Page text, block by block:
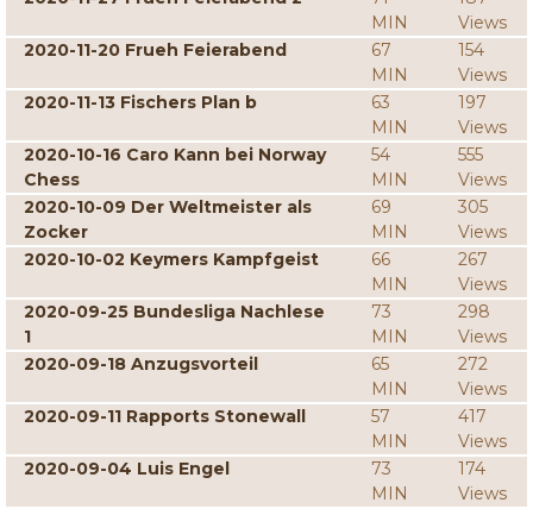
MIN
Views
2020-11-20 Frueh Feierabend
67
MIN
154
Views
2020-11-13 Fischers Plan b
63
MIN
197
Views
2020-10-16 Caro Kann bei Norway
Chess
54
MIN
555
Views
2020-10-09 Der Weltmeister als
Zocker
69
MIN
305
Views
2020-10-02 Keymers Kampfgeist
66
MIN
267
Views
2020-09-25 Bundesliga Nachlese
1
73
MIN
298
Views
2020-09-18 Anzugsvorteil
65
MIN
272
Views
2020-09-11 Rapports Stonewall
57
MIN
417
Views
2020-09-04 Luis Engel
73
MIN
174
Views